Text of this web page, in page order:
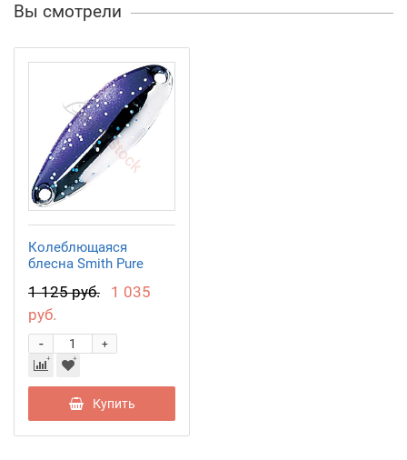
Вы смотрели
Колеблющаяся
блесна Smith Pure
1 125 руб.
1 035
руб.
+
-
Купить